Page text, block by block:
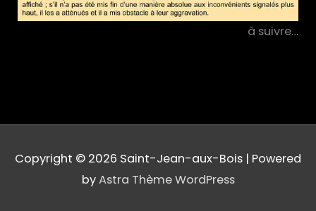
à suivre…
Copyright © 2026 Saint-Jean-aux-Bois | Powered
byAstra Thème WordPress